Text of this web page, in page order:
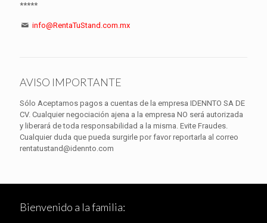
*****
info@RentaTuStand.com.mx
AVISO IMPORTANTE
Sólo Aceptamos pagos a cuentas de la empresa IDENNTO SA DE
CV. Cualquier negociación ajena a la empresa NO será autorizada
y liberará de toda responsabilidad a la misma. Evite Fraudes.
Cualquier duda que pueda surgirle por favor reportarla al correo
rentatustand@idennto.com
Bienvenido a la familia: